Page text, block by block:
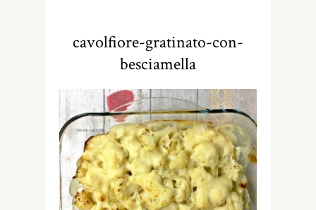
cavolfiore-gratinato-con-
besciamella